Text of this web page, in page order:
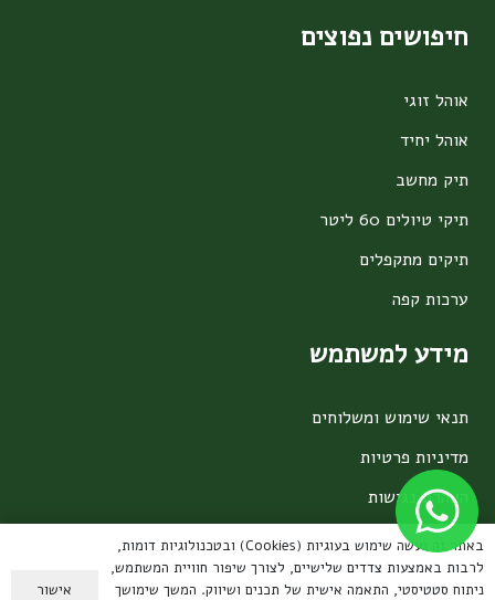
חיפושים נפוצים
אוהל זוגי
אוהל יחיד
תיק מחשב
תיקי טיולים 60 ליטר
תיקים מתקפלים
ערכות קפה
מידע למשתמש
תנאי שימוש ומשלוחים
מדיניות פרטיות
הצהרת נגישות
אחריות על מוצרים
צרו קשר
באתר זה נעשה שימוש בעוגיות (Cookies) ובטכנולוגיות דומות,
לרבות באמצעות צדדים שלישיים, לצורך שיפור חוויית המשתמש,
ניתוח סטטיסטי, התאמה אישית של תכנים ושיווק. המשך שימושך
אישור